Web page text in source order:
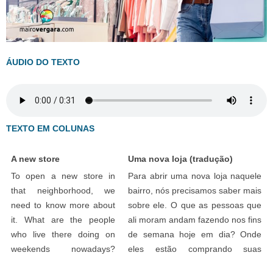
ÁUDIO DO TEXTO
TEXTO EM COLUNAS
A new store
Uma nova loja (tradução)
To open a new store in
that neighborhood, we
need to know more about
it. What are the people
who live there doing on
weekends nowadays?
Para abrir uma nova loja naquele
bairro, nós precisamos saber mais
sobre ele. O que as pessoas que
ali moram andam fazendo nos fins
de semana hoje em dia? Onde
eles estão comprando suas